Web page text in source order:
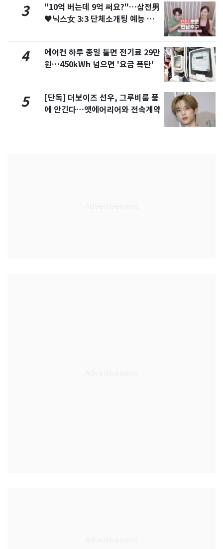
3
"10억 버는데 9억 써요?"…삼전男
♥닉스女 3:3 단체소개팅 예능 화
4
에어컨 하루 종일 틀면 전기료 29만
원…450kWh 넘으면 '요금 폭탄'
5
[단독] 더보이즈 선우, 그루비룸 품
에 안긴다…앳에어리어와 전속계약